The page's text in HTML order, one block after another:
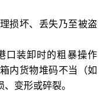
损坏、丢失乃至被盗
口装卸时的粗暴操作
内货物堆码不当（如
变形或碎裂。